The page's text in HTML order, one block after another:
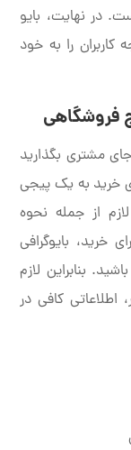
در نهایت، بایو
را به خود
فروشگاهی
مشتری بگذارید
خرید به یک پیجی
از جمله نحوه
خرید، بایوگرافی
بنابراین لازم
اطلاعاتی کافی در